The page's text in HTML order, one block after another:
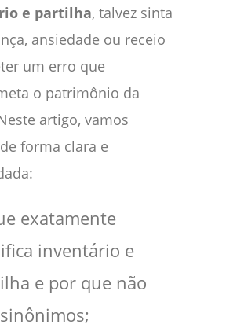
e partilha, talvez sinta
ansiedade ou receio
um erro que
o patrimônio da
artigo, vamos
forma clara e
exatamente
inventário e
e por que não